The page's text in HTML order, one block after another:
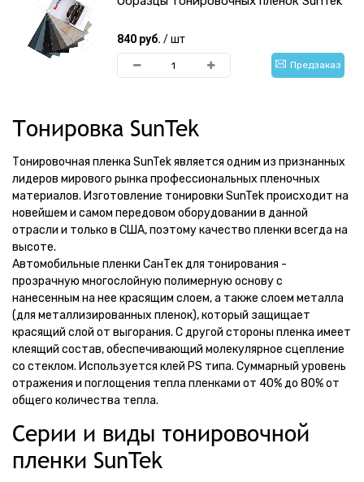
840 руб. / шт
Предзаказ
Тонировка SunTek
Тонировочная пленка SunTek является одним из признанных
лидеров мирового рынка профессиональных пленочных
материалов. Изготовление тонировки SunTek происходит на
новейшем и самом передовом оборудовании в данной
отрасли и только в США, поэтому качество пленки всегда на
высоте.
Автомобильные пленки СанТек для тонирования -
прозрачную многослойную полимерную основу с
нанесенным на нее красящим слоем, а также слоем металла
(для металлизированных пленок), который защищает
красящий слой от выгорания. С другой стороны пленка имеет
клеящий состав, обеспечивающий молекулярное сцепление
со стеклом. Используется клей PS типа. Суммарный уровень
отражения и поглощения тепла пленками от 40% до 80% от
общего количества тепла.
Серии и виды тонировочной
пленки SunTek